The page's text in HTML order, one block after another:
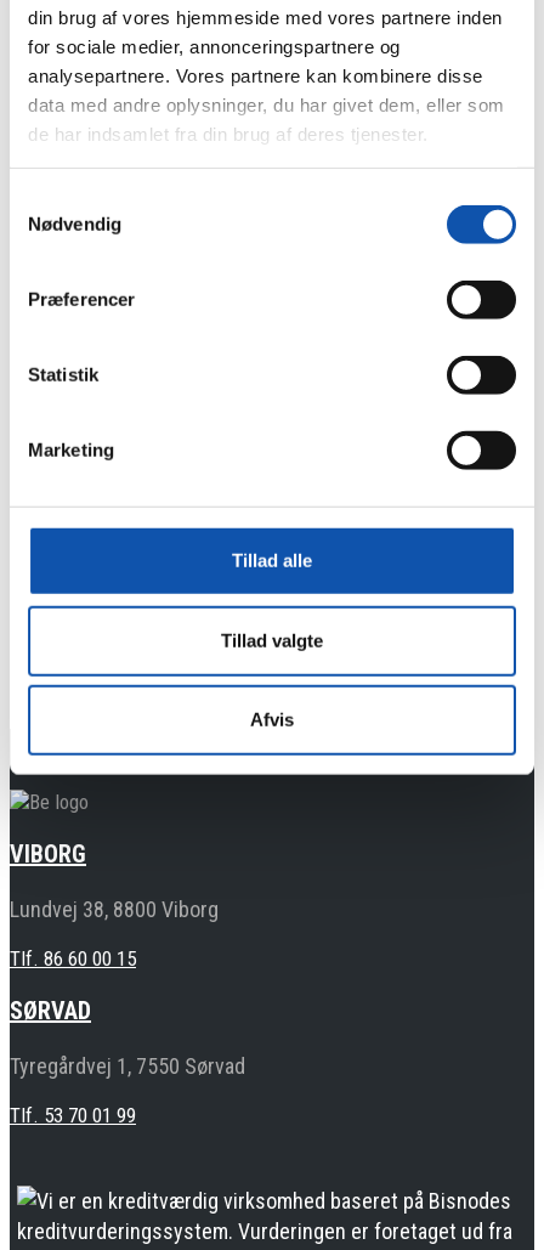
din brug af vores hjemmeside med vores partnere inden
for sociale medier, annonceringspartnere og
analysepartnere. Vores partnere kan kombinere disse
data med andre oplysninger, du har givet dem, eller som
de har indsamlet fra din brug af deres tjenester.
Nødvendig
Præferencer
Statistik
Marketing
Tillad alle
Tillad valgte
Afvis
Tyverisikring private
Tyverisikring virksomheder
Digitalt låsesystem
Køl & Varme
VVS
Tilbud
Eftersyn
Produkt
VIBORG
Lundvej 38, 8800 Viborg
Tlf. 86 60 00 15
SØRVAD
Tyregårdvej 1, 7550 Sørvad
Tlf. 53 70 01 99